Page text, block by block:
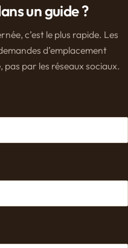
un guide ?
c’est le plus rapide. Les
d’emplacement
par les réseaux sociaux.